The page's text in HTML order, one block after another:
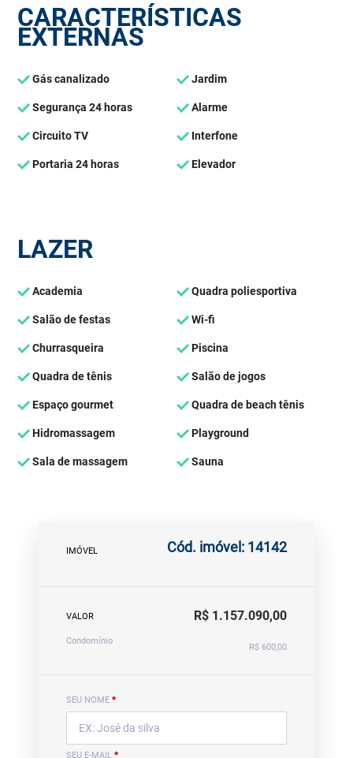
CARACTERÍSTICAS
EXTERNAS
Gás canalizado Jardim
Segurança 24 horas Alarme
Circuito TV Interfone
Portaria 24 horas Elevador
LAZER
Academia Quadra poliesportiva
Salão de festas Wi-fi
Churrasqueira Piscina
Quadra de tênis Salão de jogos
Espaço gourmet Quadra de beach tênis
Hidromassagem Playground
Sala de massagem Sauna
IMÓVEL Cód. imóvel: 14142
VALOR R$ 1.157.090,00
Condomínio
R$ 600,00
SEU NOME *
SEU E-MAIL *